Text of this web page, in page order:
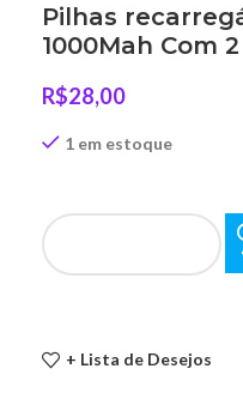
Pilhas
1000Mah Com
R$28,00
1 em estoque
+ Lista de Desejos